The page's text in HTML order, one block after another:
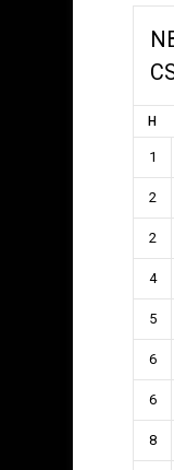
H
1
2
2
4
5
6
6
8